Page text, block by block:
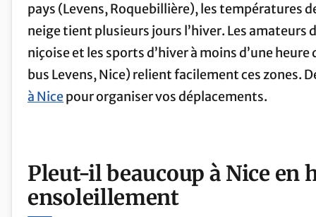
pays (Levens, Roquebillière), les températures
neige tient plusieurs jours l’hiver. Les
niçoise et les sports d’hiver à moins d’une
bus Levens, Nice) relient facilement ces zones.
à Nicepour organiser vos déplacements.
Pleut-il beaucoup à Nice en
ensoleillement